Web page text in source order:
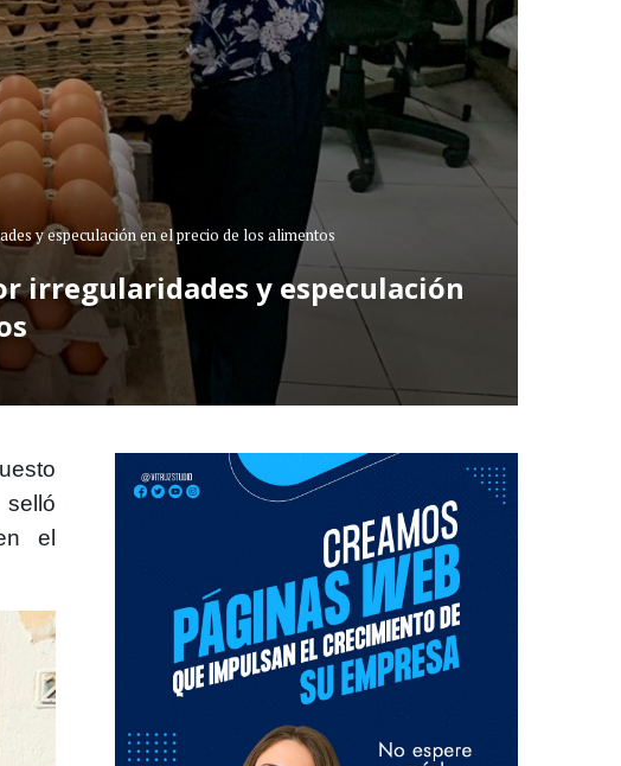
y especulación en el precio de los alimentos
irregularidades y especulación
el